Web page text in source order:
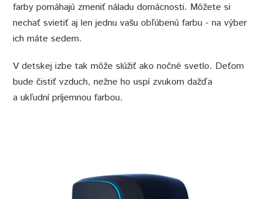
farby pomáhajú zmeniť náladu domácnosti. Môžete si
nechať svietiť aj len jednu vašu obľúbenú farbu - na výber
ich máte sedem.
V detskej izbe tak môže slúžiť ako nočné svetlo. Deťom
bude čistiť vzduch, nežne ho uspí zvukom dažďa
a ukľudní príjemnou farbou.